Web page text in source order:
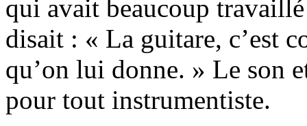
qui avait beaucoup
disait : « La guitare, c’est
qu’on lui donne. » Le son
pour tout instrumentiste.